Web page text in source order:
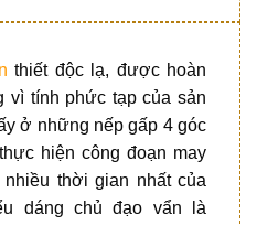
thiết độc lạ, được hoàn
vì tính phức tạp của sản
ở những nếp gấp 4 góc
hiện công đoạn may
thời gian nhất của
dáng chủ đạo vẩn là